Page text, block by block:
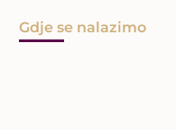
Gdje se nalazimo